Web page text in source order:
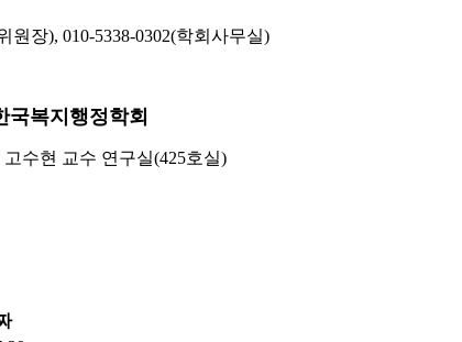
원장), 010-5338-0302(학회사무실)
국복지행정학회
고수현 교수 연구실(425호실)